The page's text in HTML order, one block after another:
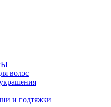
волос
и подтяжки